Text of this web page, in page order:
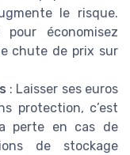
le risque.
économisez
chute de prix sur
: Laisser ses euros
protection, c’est
perte en cas de
de stockage